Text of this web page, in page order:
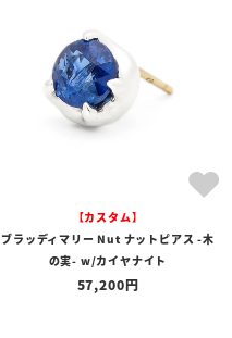
【カスタム】
ブラッディマリー Nut ナットピアス -木
の実- w/カイヤナイト
57,200